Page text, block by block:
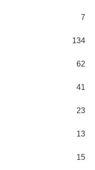
7
134
62
41
23
13
15